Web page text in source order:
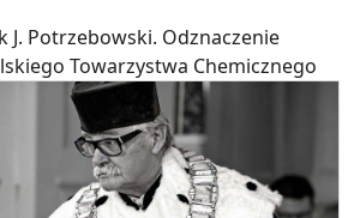
J. Potrzebowski. Odznaczenie
Towarzystwa Chemicznego